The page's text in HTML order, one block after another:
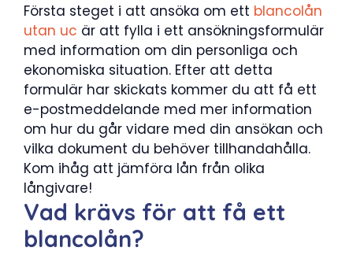
Första steget i att ansöka om ett blancolån
utan uc är att fylla i ett ansökningsformulär
med information om din personliga och
ekonomiska situation. Efter att detta
formulär har skickats kommer du att få ett
e-postmeddelande med mer information
om hur du går vidare med din ansökan och
vilka dokument du behöver tillhandahålla.
Kom ihåg att jämföra lån från olika
långivare!
Vad krävs för att få ett
blancolån?